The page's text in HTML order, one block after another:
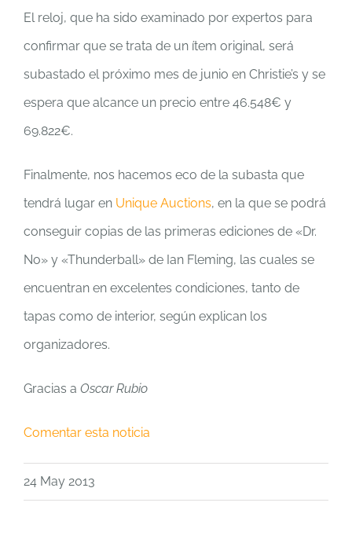
El reloj, que ha sido examinado por expertos para
confirmar que se trata de un ítem original, será
subastado el próximo mes de junio en Christie’s y se
espera que alcance un precio entre 46.548€ y
69.822€.
Finalmente, nos hacemos eco de la subasta que
tendrá lugar en Unique Auctions, en la que se podrá
conseguir copias de las primeras ediciones de «Dr.
No» y «Thunderball» de Ian Fleming, las cuales se
encuentran en excelentes condiciones, tanto de
tapas como de interior, según explican los
organizadores.
Gracias a Oscar Rubio
Comentar esta noticia
24 May 2013